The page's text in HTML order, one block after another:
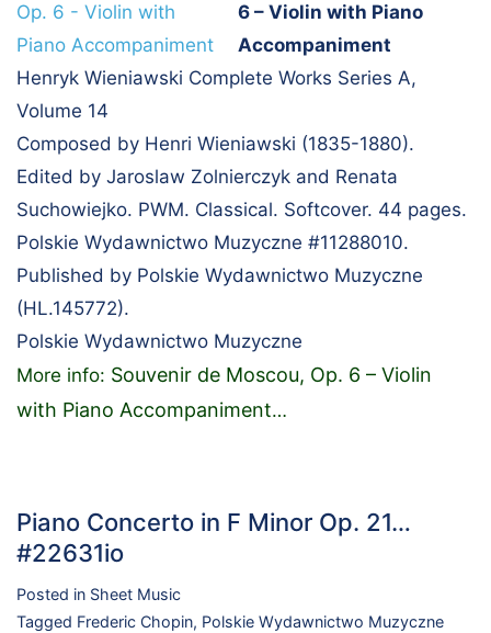
6 – Violin with Piano
Accompaniment
Henryk Wieniawski Complete Works Series A,
Volume 14
Composed by Henri Wieniawski (1835-1880).
Edited by Jaroslaw Zolnierczyk and Renata
Suchowiejko. PWM. Classical. Softcover. 44 pages.
Polskie Wydawnictwo Muzyczne #11288010.
Published by Polskie Wydawnictwo Muzyczne
(HL.145772).
Polskie Wydawnictwo Muzyczne
More info: Souvenir de Moscou, Op. 6 – Violin
with Piano Accompaniment…
Piano Concerto in F Minor Op. 21…
#22631io
Posted in Sheet Music
Tagged Frederic Chopin, Polskie Wydawnictwo Muzyczne